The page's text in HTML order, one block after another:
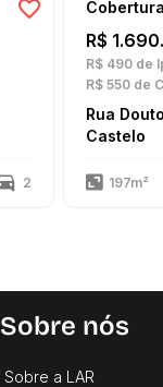
2
Cobertura
R$
R$ 490 de
R$ 550 de
Rua
Castelo
197m²
Sobre nós
Sobre a LAR